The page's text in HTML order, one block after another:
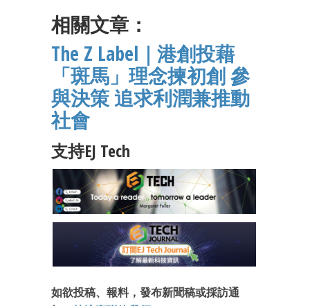
相關文章：
The Z Label｜港創投藉
「斑馬」理念揀初創 參
與決策 追求利潤兼推動
社會
支持EJ Tech
如欲投稿、報料，發布新聞稿或採訪通